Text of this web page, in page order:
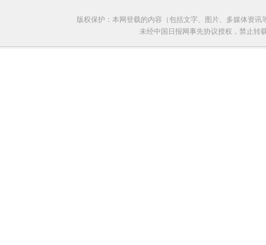
版权保护：本网登载的内容（包括文字、图片、多媒体资
未经中国日报网事先协议授权，禁止转